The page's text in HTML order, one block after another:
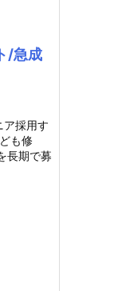
/急成
採用す
も修
長期で募